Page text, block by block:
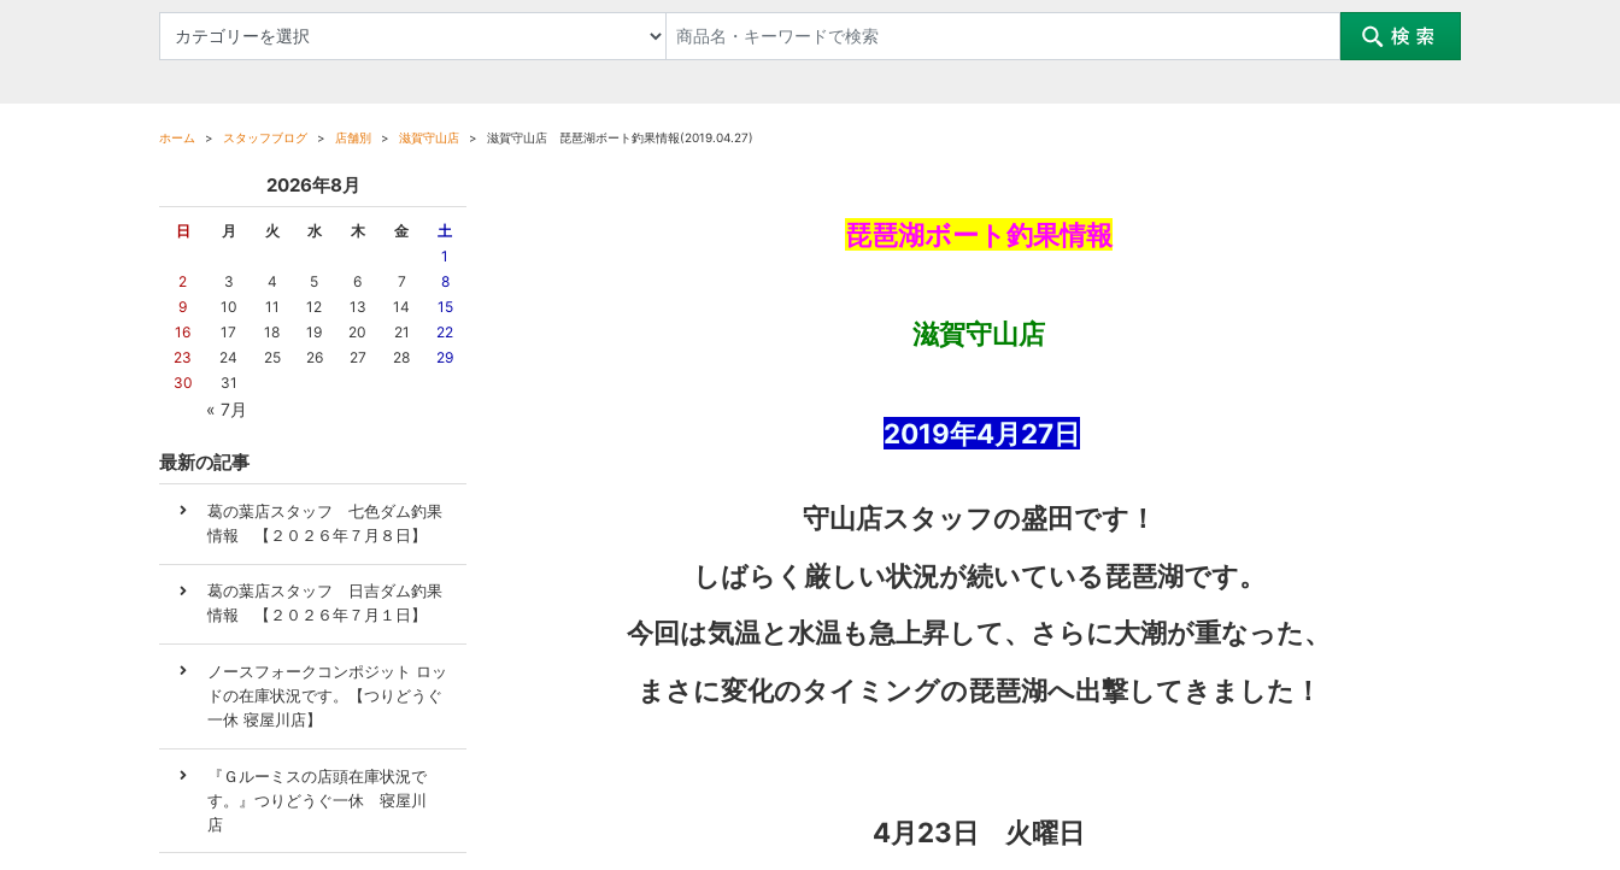
ホーム スタッフブログ 店舗別 滋賀守山店 滋賀守山店 琵琶湖ボート釣果情報(2019.04.27)
琵琶湖ボート釣果情報
滋賀守山店
2019年4月27日
守山店スタッフの盛田です！
しばらく厳しい状況が続いている琵琶湖です。
今回は気温と水温も急上昇して、さらに大潮が重なった、
まさに変化のタイミングの琵琶湖へ出撃してきました！
4月23日 火曜日
2026年8月
日 月 火 水 木 金 土
« 7月
1
2
3 4 5 6 7
8
9
10 11 12 13 14
15
16
17 18 19 20 21
22
23
24 25 26 27 28
29
30
31
最新の記事
葛の葉店スタッフ 七色ダム釣果
情報 【２０２６年７月８日】
葛の葉店スタッフ 日吉ダム釣果
情報 【２０２６年７月１日】
ノースフォークコンポジット ロッ
ドの在庫状況です。【つりどうぐ
一休 寝屋川店】
『Ｇルーミスの店頭在庫状況で
す。』つりどうぐ一休 寝屋川
店